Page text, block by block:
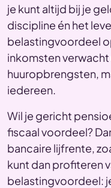
je kunt altijd bij je
discipline én het
belastingvoordeel
inkomsten
huuropbrengsten,
iedereen.
Wil je gericht
fiscaal voordeel?
bancaire lijfrente,
kunt dan profiteren
belastingvoordeel: